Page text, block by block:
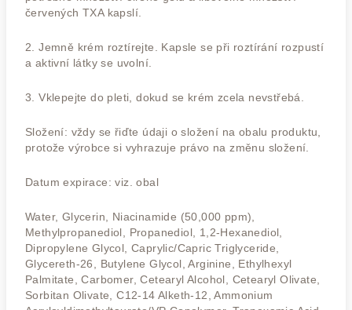
červených TXA kapslí.
2. Jemně krém roztírejte. Kapsle se při roztírání rozpustí
a aktivní látky se uvolní.
3. Vklepejte do pleti, dokud se krém zcela nevstřebá.
Složení: vždy se řiďte údaji o složení na obalu produktu,
protože výrobce si vyhrazuje právo na změnu složení.
Datum expirace: viz. obal
Water, Glycerin, Niacinamide (50,000 ppm),
Methylpropanediol, Propanediol, 1,2-Hexanediol,
Dipropylene Glycol, Caprylic/Capric Triglyceride,
Glycereth-26, Butylene Glycol, Arginine, Ethylhexyl
Palmitate, Carbomer, Cetearyl Alcohol, Cetearyl Olivate,
Sorbitan Olivate, C12-14 Alketh-12, Ammonium